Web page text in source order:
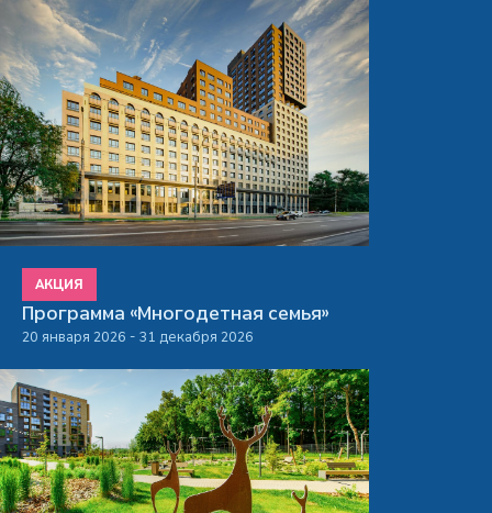
АКЦИЯ
Программа «Многодетная семья»
20 января 2026 - 31 декабря 2026